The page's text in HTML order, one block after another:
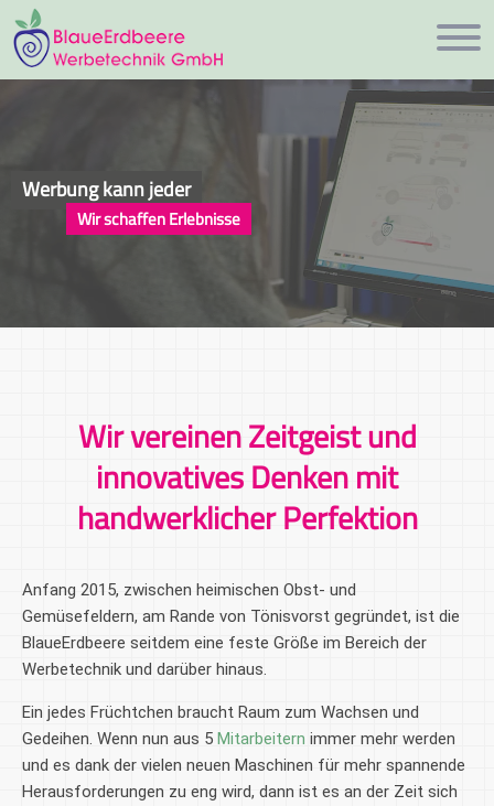
Werbung kann jeder
Wir schaffen Erlebnisse
Wir vereinen Zeitgeist und
innovatives Denken mit
handwerklicher Perfektion
Anfang 2015, zwischen heimischen Obst- und
Gemüsefeldern, am Rande von Tönisvorst gegründet, ist die
BlaueErdbeere seitdem eine feste Größe im Bereich der
Werbetechnik und darüber hinaus.
Ein jedes Früchtchen braucht Raum zum Wachsen und
Gedeihen. Wenn nun aus 5 Mitarbeitern immer mehr werden
und es dank der vielen neuen Maschinen für mehr spannende
Herausforderungen zu eng wird, dann ist es an der Zeit sich